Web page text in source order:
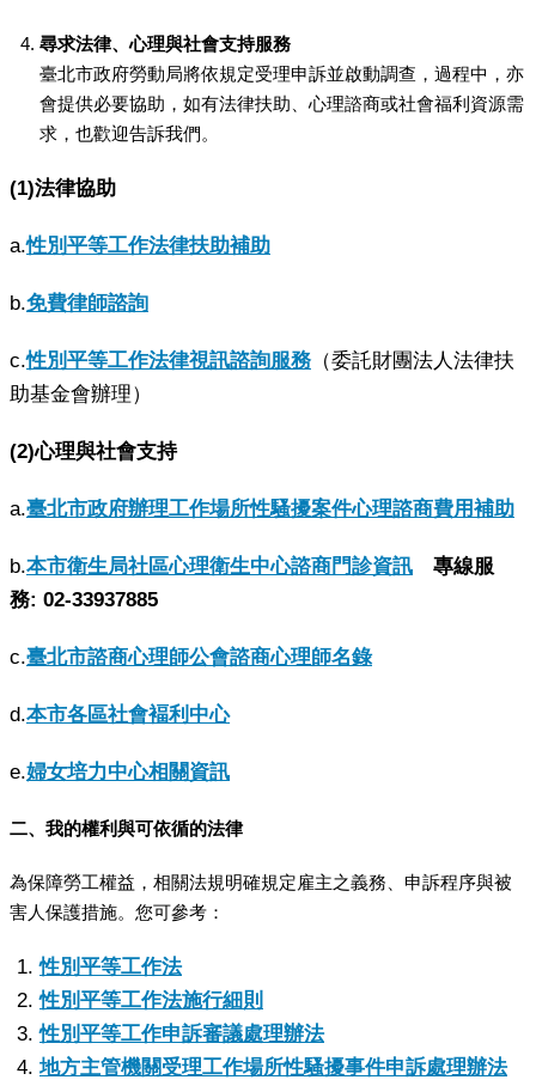
尋求法律、心理與社會支持服務
臺北市政府勞動局將依規定受理申訴並啟動調查，過程中，亦
會提供必要協助，如有法律扶助、心理諮商或社會福利資源需
求，也歡迎告訴我們。
(1)法律協助
a.性別平等工作法律扶助補助
b.免費律師諮詢
c.性別平等工作法律視訊諮詢服務 （委託財團法人法律扶
助基金會辦理）
(2)心理與社會支持
a.臺北市政府辦理工作場所性騷擾案件心理諮商費用補助
b.本市衛生局社區心理衛生中心諮商門診資訊
專線服
務: 02-33937885
c.臺北市諮商心理師公會諮商心理師名錄
d.本市各區社會褔利中心
e.婦女培力中心相關資訊
二、我的權利與可依循的法律
為保障勞工權益，相關法規明確規定雇主之義務、申訴程序與被
害人保護措施。您可參考：
性別平等工作法
性別平等工作法施行細則
性別平等工作申訴審議處理辦法
地方主管機關受理工作場所性騷擾事件申訴處理辦法